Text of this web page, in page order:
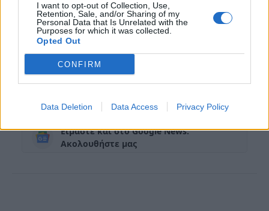
I want to opt-out of Collection, Use,
Retention, Sale, and/or Sharing of my
Personal Data that Is Unrelated with the
Purposes for which it was collected.
Opted Out
CONFIRM
Data Deletion Data Access Privacy Policy
Γλυφάδα:Απίστευτο Γλυφάδα!
Διάφορα
ελληνικό.Έδιωξαν
εποχικό
Είμαστε και στο Google News:
Ακολουθήστε μας